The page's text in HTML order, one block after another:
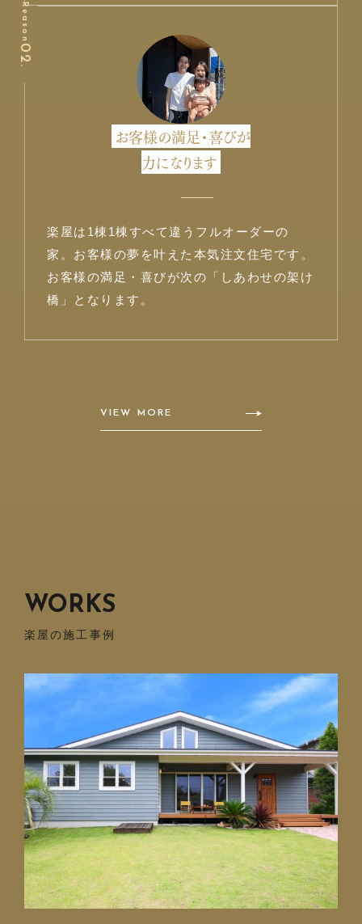
Reason
02.
お客様の満足・喜びが
力になります
楽屋は1棟1棟すべて違うフルオーダーの
家。お客様の夢を叶えた本気注文住宅です。
お客様の満足・喜びが次の「しあわせの架け
橋」となります。
VIEW MORE
WORKS
楽屋の施工事例